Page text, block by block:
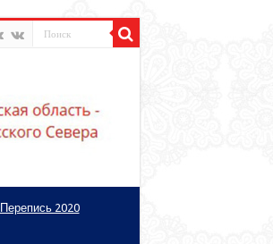
Перепись 2020